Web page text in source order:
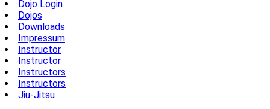
Dojo Login
Dojos
Downloads
Impressum
Instructor
Instructor
Instructors
Instructors
Jiu-Jitsu